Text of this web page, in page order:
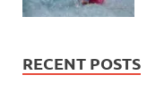
RECENT POSTS